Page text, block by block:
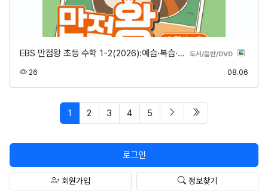
EBS 만점왕 초등 수학 1-2(2026):예습·복습·… 도서/음반/DVD분류
26 08.06
1 페이지 현재
2 3 4 5 다음 페이지
로그인
회원가입 정보찾기